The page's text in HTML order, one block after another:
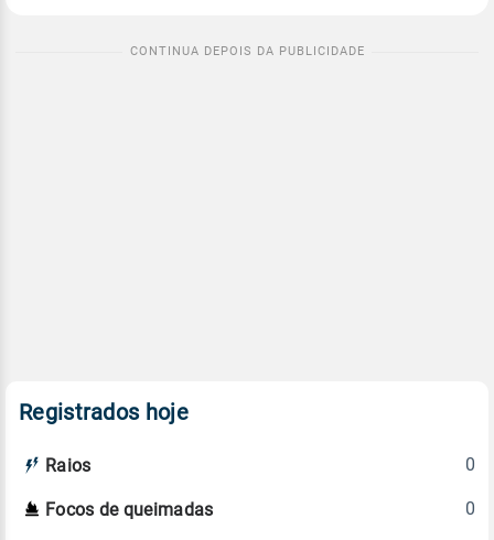
Registrados hoje
Raios 0
Focos de queimadas 0